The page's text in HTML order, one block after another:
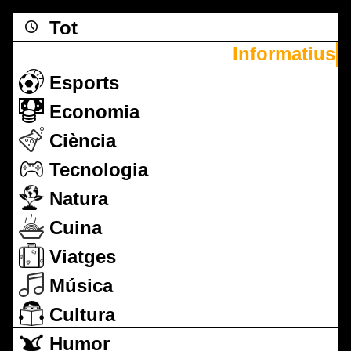
Tot
Informatius
Esports
Economia
Ciència
Tecnologia
Natura
Cuina
Viatges
Música
Cultura
Humor